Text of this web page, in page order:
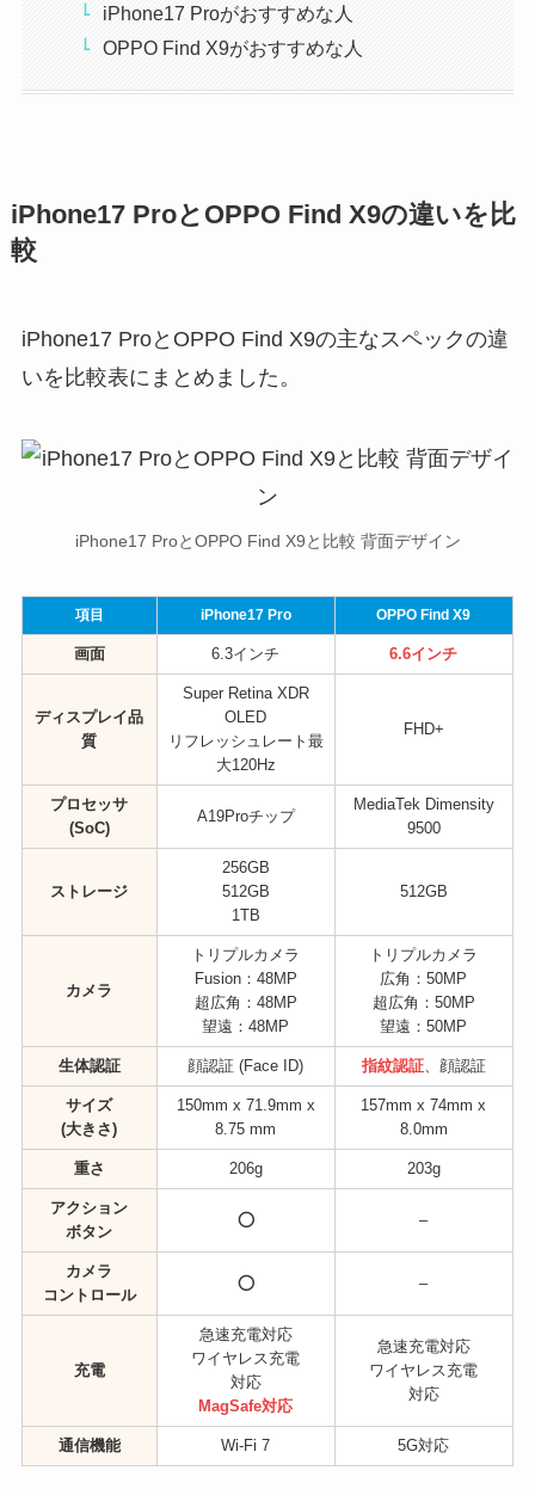
iPhone17 Proがおすすめな人
OPPO Find X9がおすすめな人
iPhone17 ProとOPPO Find X9の違いを比
較
iPhone17 ProとOPPO Find X9の主なスペックの違
いを比較表にまとめました。
iPhone17 ProとOPPO Find X9と比較 背面デザイン
項目 iPhone17 Pro OPPO Find X9
画面 6.3インチ 6.6インチ
ディスプレイ品
質
Super Retina XDR
OLED
リフレッシュレート最
大120Hz
FHD+
プロセッサ
(SoC)
A19Proチップ
MediaTek Dimensity
9500
ストレージ
256GB
512GB
1TB
512GB
カメラ
トリプルカメラ
Fusion：48MP
超広角：48MP
望遠：48MP
トリプルカメラ
広角：50MP
超広角：50MP
望遠：50MP
生体認証 顔認証 (Face ID) 指紋認証、顔認証
サイズ
(大きさ)
150mm x 71.9mm x
8.75 mm
157mm x 74mm x
8.0mm
重さ 206g 203g
アクション
ボタン
⭕️ –
カメラ
コントロール
⭕️ –
充電
急速充電対応
ワイヤレス充電
対応
MagSafe対応
急速充電対応
ワイヤレス充電
対応
通信機能 Wi-Fi 7 5G対応